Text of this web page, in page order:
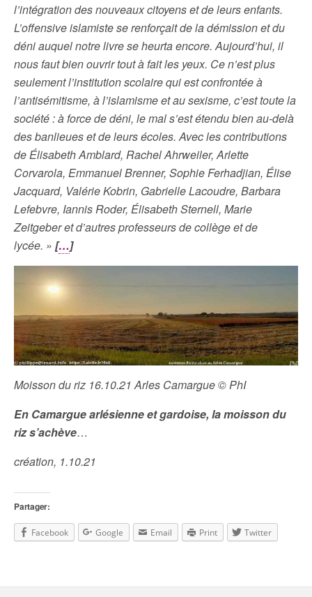
l’intégration des nouveaux citoyens et de leurs enfants.
L’offensive islamiste se renforçait de la démission et du
déni auquel notre livre se heurta encore. Aujourd’hui, il
nous faut bien ouvrir tout à fait les yeux. Ce n’est plus
seulement l’institution scolaire qui est confrontée à
l’antisémitisme, à l’islamisme et au sexisme, c’est toute la
société : à force de déni, le mal s’est étendu bien au-delà
des banlieues et de leurs écoles. Avec les contributions
de Élisabeth Amblard, Rachel Ahrweiler, Arlette
Corvarola, Emmanuel Brenner, Sophie Ferhadjian, Élise
Jacquard, Valérie Kobrin, Gabrielle Lacoudre, Barbara
Lefebvre, Iannis Roder, Élisabeth Sternell, Marie
Zeitgeber et d’autres professeurs de collège et de
lycée. » […]
Moisson du riz 16.10.21 Arles Camargue © PhI
En Camargue arlésienne et gardoise, la moisson du
riz s’achève…
création, 1.10.21
Partager:
Facebook Google Email Print Twitter